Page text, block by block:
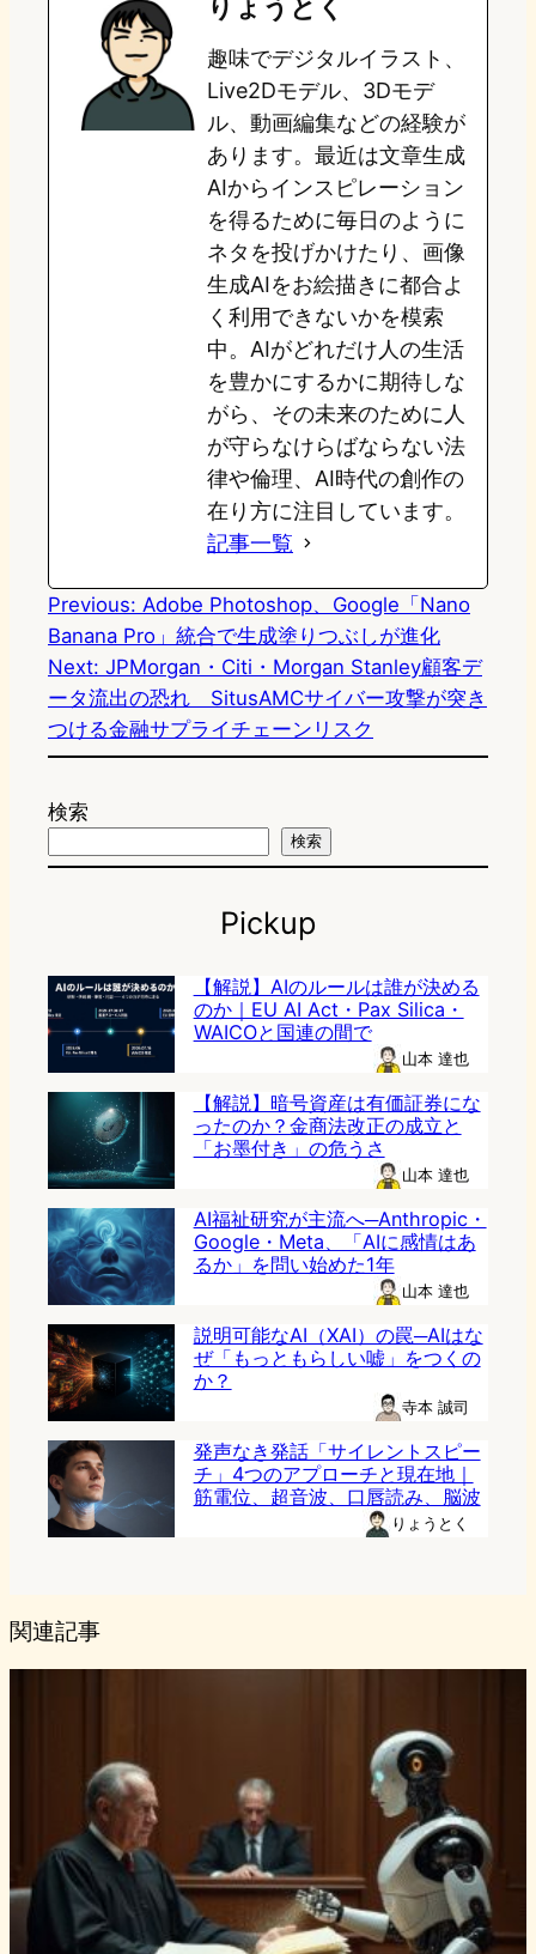
o
d
n
k
y
b
o
o
k
a
りょうとく
趣味でデジタルイラスト、
Live2Dモデル、3Dモデ
ル、動画編集などの経験が
あります。最近は文章生成
AIからインスピレーション
を得るために毎日のように
ネタを投げかけたり、画像
生成AIをお絵描きに都合よ
く利用できないかを模索
中。AIがどれだけ人の生活
を豊かにするかに期待しな
がら、その未来のために人
が守らなけらばならない法
律や倫理、AI時代の創作の
在り方に注目しています。
記事一覧
Previous: Adobe Photoshop、Google「Nano
Banana Pro」統合で生成塗りつぶしが進化
Next: JPMorgan・Citi・Morgan Stanley顧客デ
ータ流出の恐れ SitusAMCサイバー攻撃が突き
つける金融サプライチェーンリスク
検索
検索
Pickup
【解説】AIのルールは誰が決める
のか｜EU AI Act・Pax Silica・
WAICOと国連の間で
山本 達也
【解説】暗号資産は有価証券にな
ったのか？金商法改正の成立と
「お墨付き」の危うさ
山本 達也
AI福祉研究が主流へ─Anthropic・
Google・Meta、「AIに感情はあ
るか」を問い始めた1年
山本 達也
説明可能なAI（XAI）の罠─AIはな
ぜ「もっともらしい嘘」をつくの
か？
寺本 誠司
発声なき発話「サイレントスピー
チ」4つのアプローチと現在地｜
筋電位、超音波、口唇読み、脳波
りょうとく
関連記事